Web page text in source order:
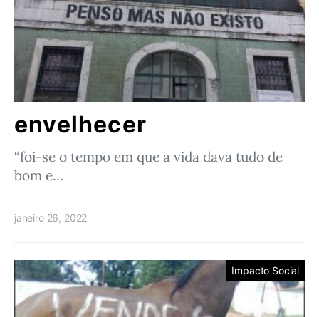
envelhecer
“foi-se o tempo em que a vida dava tudo de
bom e…
janeiro 26, 2022
Impacto Social